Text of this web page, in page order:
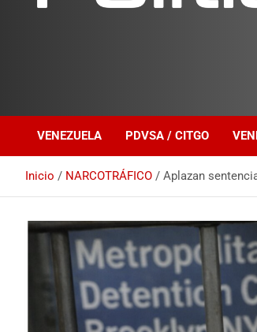
VENEZUELA PDVSA / CITGO
Inicio NARCOTRÁFICO Aplazan